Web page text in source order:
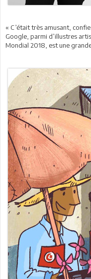
« C’était très amusant,
Google, parmi d’illustres
Mondial 2018, est une